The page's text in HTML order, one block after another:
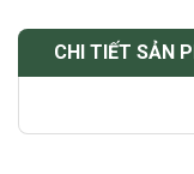
CHI TIẾT SẢN